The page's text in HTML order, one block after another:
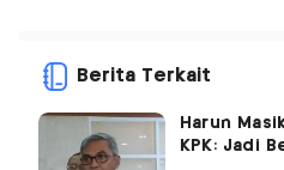
Berita Terkait
Harun
KPK: Jadi